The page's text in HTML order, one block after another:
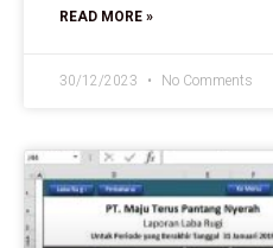
READ MORE »
30/12/2023 No Comments